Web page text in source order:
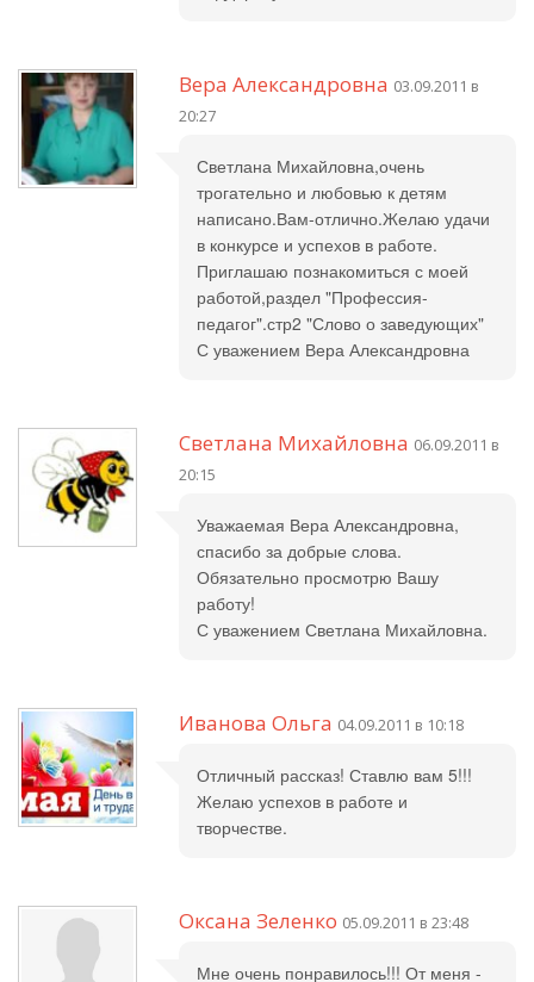
Вера Александровна 03.09.2011 в
20:27
Светлана Михайловна,очень
трогательно и любовью к детям
написано.Вам-отлично.Желаю удачи
в конкурсе и успехов в работе.
Приглашаю познакомиться с моей
работой,раздел "Профессия-
педагог".стр2 "Слово о заведующих"
С уважением Вера Александровна
Светлана Михайловна 06.09.2011 в
20:15
Уважаемая Вера Александровна,
спасибо за добрые слова.
Обязательно просмотрю Вашу
работу!
С уважением Светлана Михайловна.
Иванова Ольга 04.09.2011 в 10:18
Отличный рассказ! Ставлю вам 5!!!
Желаю успехов в работе и
творчестве.
Оксана Зеленко 05.09.2011 в 23:48
Мне очень понравилось!!! От меня -